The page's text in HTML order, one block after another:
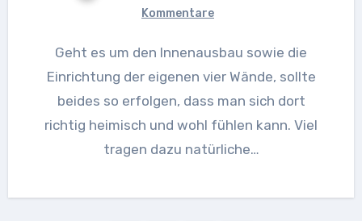
Kommentare
Geht es um den Innenausbau sowie die
Einrichtung der eigenen vier Wände, sollte
beides so erfolgen, dass man sich dort
richtig heimisch und wohl fühlen kann. Viel
tragen dazu natürliche…